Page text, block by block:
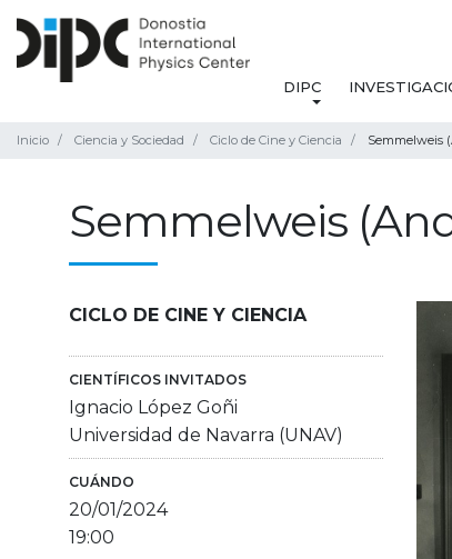
DIPC
Inicio Ciencia y Sociedad Ciclo de Cine y Ciencia Semmelweis
Semmelweis
CICLO DE CINE Y CIENCIA
CIENTÍFICOS INVITADOS
Ignacio López Goñi
Universidad de Navarra (UNAV)
CUÁNDO
20/01/2024
19:00